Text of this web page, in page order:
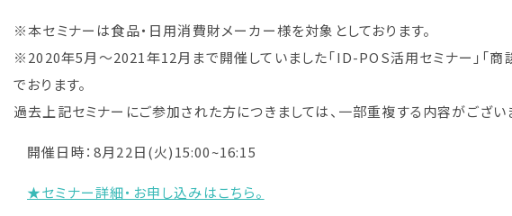
※本セミナーは食品・日用消費財メーカー様を対象としております。
※2020年5月～2021年12月まで開催していました「ID-POS活用セミナー」「
でおります。
過去上記セミナーにご参加された方につきましては、一部重複する内容がござい
開催日時：8月22日(火)15:00~16:15
★セミナー詳細・お申し込みはこちら。